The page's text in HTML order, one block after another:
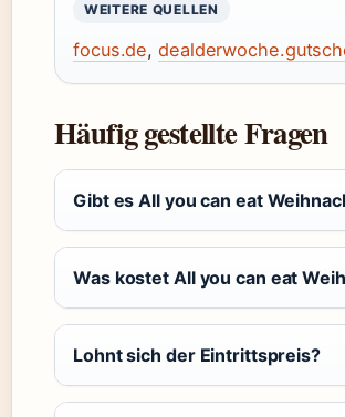
WEITERE QUELLEN
focus.de,
Häufig gestellte Fragen
Gibt es All you can eat
Was kostet All you can eat
Lohnt sich der Eintrittspreis?